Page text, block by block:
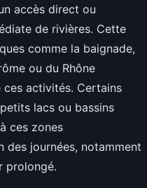
accès direct ou
de rivières. Cette
comme la baignade,
ou du Rhône
ces activités. Certains
lacs ou bassins
ces zones
des journées, notamment
prolongé.